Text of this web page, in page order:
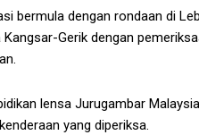
bermula dengan rondaan di
Kangsar-Gerik dengan
lensa Jurugambar
yang diperiksa.